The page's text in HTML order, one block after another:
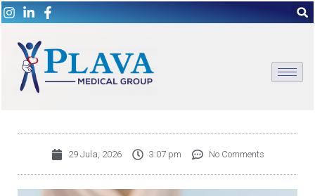
29 Jula, 2026 3:07 pm No Comments